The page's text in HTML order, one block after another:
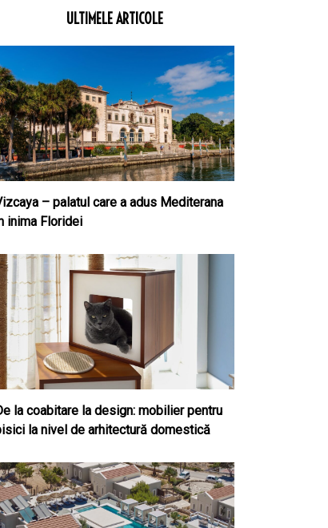
ULTIMELE ARTICOLE
– palatul care a adus Mediterana
inima Floridei
la coabitare la design: mobilier pentru
la nivel de arhitectură domestică